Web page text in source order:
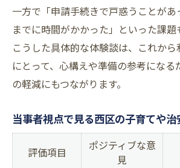
一方で「申請手続きで戸惑うことが
までに時間がかかった」といった課題
こうした具体的な体験談は、これか
にとって、心構えや準備の参考になる
の軽減にもつながります。
当事者視点で見る西区の子育てや治
評価項目
ポジティブな意
見